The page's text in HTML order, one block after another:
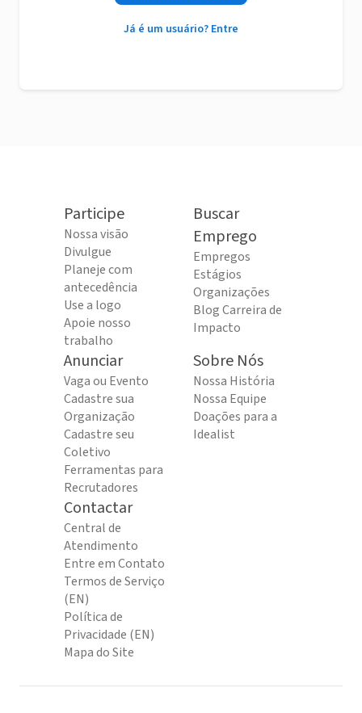
Já é um usuário? Entre
Participe
Nossa visão
Divulgue
Planeje com
antecedência
Use a logo
Apoie nosso
trabalho
Buscar
Emprego
Empregos
Estágios
Organizações
Blog Carreira de
Impacto
Anunciar
Vaga ou Evento
Cadastre sua
Organização
Cadastre seu
Coletivo
Ferramentas para
Recrutadores
Sobre Nós
Nossa História
Nossa Equipe
Doações para a
Idealist
Contactar
Central de
Atendimento
Entre em Contato
Termos de Serviço
(EN)
Política de
Privacidade (EN)
Mapa do Site